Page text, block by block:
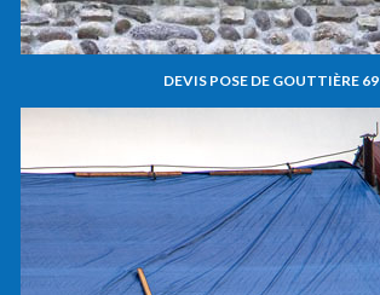
DEVIS POSE DE GOUTTIÈRE 69